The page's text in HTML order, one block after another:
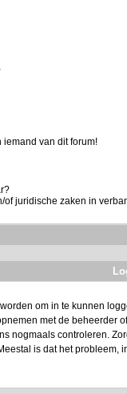
iemand van dit forum!
juridische zaken in
om in te kunnen
met de beheerder
nogmaals controleren.
is dat het